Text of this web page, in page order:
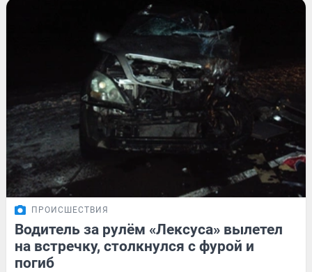
ПРОИСШЕСТВИЯ
Водитель за рулём «Лексуса» вылетел
на встречку, столкнулся с фурой и
погиб